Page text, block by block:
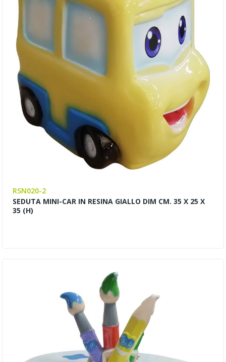
RSN020-2
SEDUTA MINI-CAR IN RESINA GIALLO DIM CM. 35 X 25 X
35 (H)